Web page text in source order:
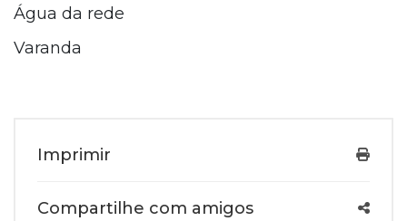
Água da rede
Varanda
Imprimir
Compartilhe com amigos